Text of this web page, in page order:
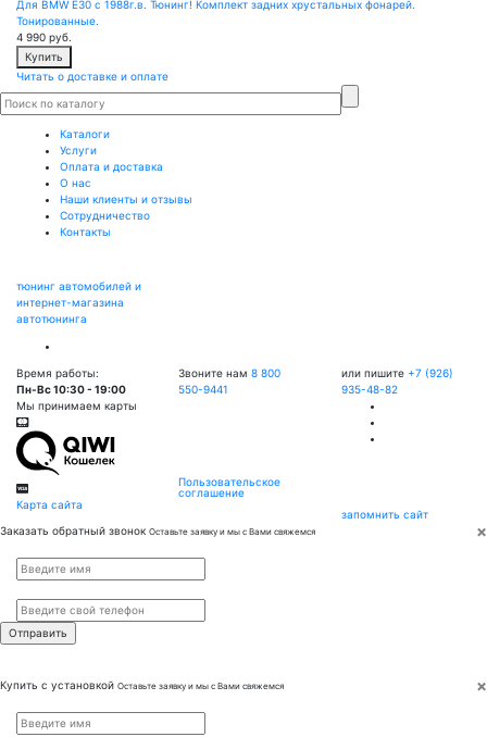
Для BMW E30 с 1988г.в. Тюнинг! Комплект задних хрустальных фонарей.
Тонированные.
4 990 руб.
Купить
Читать о доставке и оплате
Каталоги
Услуги
Оплата и доставка
О нас
Наши клиенты и отзывы
Сотрудничество
Контакты
тюнинг автомобилей и
интернет-магазина
автотюнинга
Время работы:
Пн-Вс 10:30 - 19:00
Мы принимаем карты
Карта сайта
Звоните нам 8 800
550-9441
Пользовательское
соглашение
или пишите +7 (926)
935-48-82
запомнить сайт
×
Заказать обратный звонок Оставьте заявку и мы с Вами свяжемся
×
Купить с установкой Оставьте заявку и мы с Вами свяжемся